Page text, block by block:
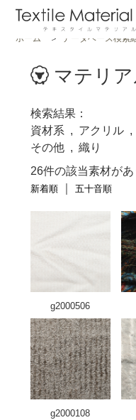
ホーム データベース検索
マテリ
検索結果
資材系
アクリル
その他
織り
26件の該当素材が
新着順 五十音順
g2000506
g2000108